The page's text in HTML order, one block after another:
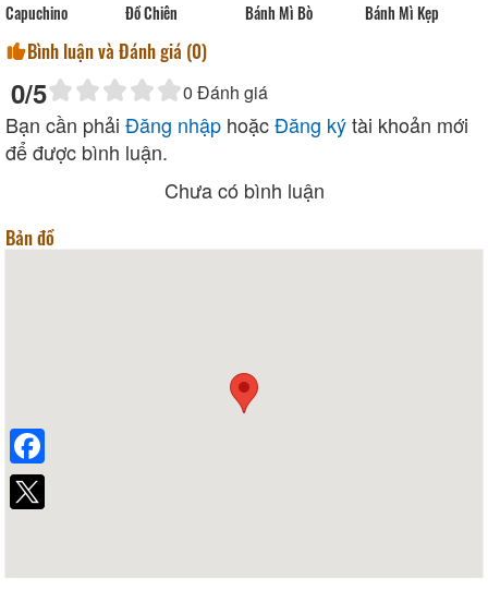
Capuchino Đồ Chiên Bánh Mì Bò Bánh Mì Kẹp
Bình luận và Đánh giá (0)
0/5 0 Đánh giá
Bạn cần phải Đăng nhập hoặcĐăng kýtài khoản mới
để được bình luận.
Chưa có bình luận
Bản đồ
Facebook